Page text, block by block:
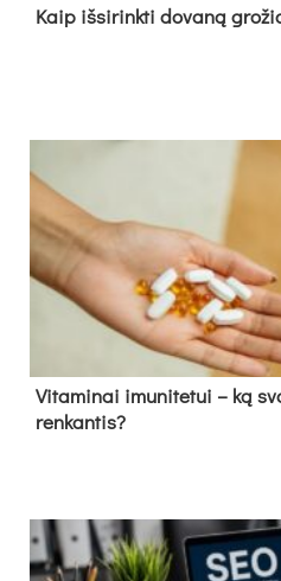
Kaip išsirinkti dovaną
Vitaminai imunitetui – ką
renkantis?